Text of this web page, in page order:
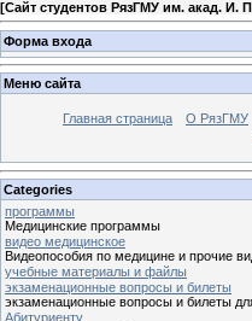
[Сайт студентов РязГМУ им. акад. И.
Форма входа
Меню сайта
Главная страница О РязГМУ
Categories
программы
Медицинские программы
видео медицинское
Видеопособия по медицине и прочие
учебные материалы и файлы
экзаменационные вопросы и билеты
экзаменационные вопросы и билеты
Абитуриенту